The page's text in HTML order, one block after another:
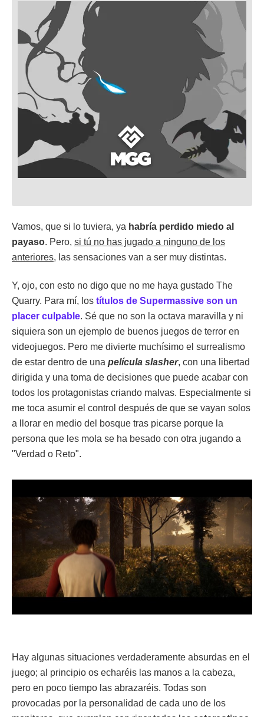
Vamos, que si lo tuviera, ya habría perdido miedo al
payaso. Pero, si tú no has jugado a ninguno de los
anteriores, las sensaciones van a ser muy distintas.
Y, ojo, con esto no digo que no me haya gustado The
Quarry. Para mí, los títulos de Supermassive son un
placer culpable. Sé que no son la octava maravilla y ni
siquiera son un ejemplo de buenos juegos de terror en
videojuegos. Pero me divierte muchísimo el surrealismo
de estar dentro de una película slasher, con una libertad
dirigida y una toma de decisiones que puede acabar con
todos los protagonistas criando malvas. Especialmente si
me toca asumir el control después de que se vayan solos
a llorar en medio del bosque tras picarse porque la
persona que les mola se ha besado con otra jugando a
"Verdad o Reto".
Hay algunas situaciones verdaderamente absurdas en el
juego; al principio os echaréis las manos a la cabeza,
pero en poco tiempo las abrazaréis. Todas son
provocadas por la personalidad de cada uno de los